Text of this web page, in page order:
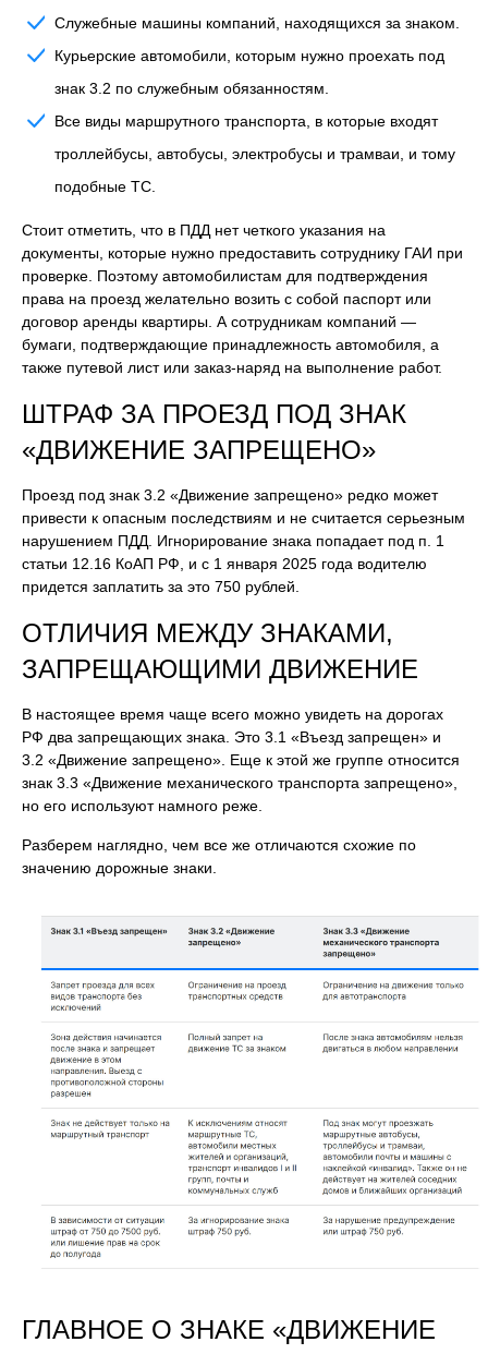
Служебные машины компаний, находящихся за знаком.
Курьерские автомобили, которым нужно проехать под
знак 3.2 по служебным обязанностям.
Все виды маршрутного транспорта, в которые входят
троллейбусы, автобусы, электробусы и трамваи, и тому
подобные ТС.
Стоит отметить, что в ПДД нет четкого указания на
документы, которые нужно предоставить сотруднику ГАИ при
проверке. Поэтому автомобилистам для подтверждения
права на проезд желательно возить с собой паспорт или
договор аренды квартиры. А сотрудникам компаний —
бумаги, подтверждающие принадлежность автомобиля, а
также путевой лист или заказ-наряд на выполнение работ.
ШТРАФ ЗА ПРОЕЗД ПОД ЗНАК
«ДВИЖЕНИЕ ЗАПРЕЩЕНО»
Проезд под знак 3.2 «Движение запрещено» редко может
привести к опасным последствиям и не считается серьезным
нарушением ПДД. Игнорирование знака попадает под п. 1
статьи 12.16 КоАП РФ, и с 1 января 2025 года водителю
придется заплатить за это 750 рублей.
ОТЛИЧИЯ МЕЖДУ ЗНАКАМИ,
ЗАПРЕЩАЮЩИМИ ДВИЖЕНИЕ
В настоящее время чаще всего можно увидеть на дорогах
РФ два запрещающих знака. Это 3.1 «Въезд запрещен» и
3.2 «Движение запрещено». Еще к этой же группе относится
знак 3.3 «Движение механического транспорта запрещено»,
но его используют намного реже.
Разберем наглядно, чем все же отличаются схожие по
значению дорожные знаки.
ГЛАВНОЕ О ЗНАКЕ «ДВИЖЕНИЕ